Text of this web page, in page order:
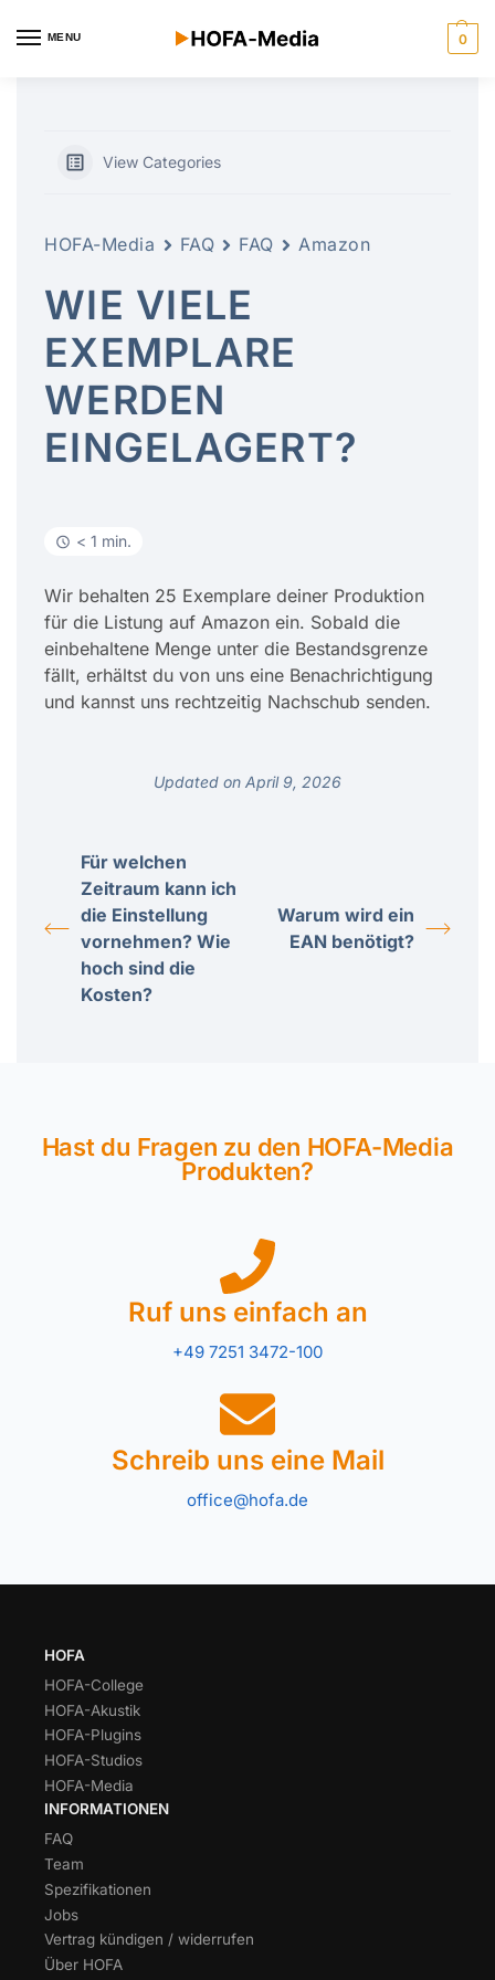
MENU 0
View Categories
HOFA-Media FAQ FAQ Amazon
WIE VIELE
EXEMPLARE
WERDEN
EINGELAGERT?
< 1 min.
Wir behalten 25 Exemplare deiner Produktion
für die Listung auf Amazon ein. Sobald die
einbehaltene Menge unter die Bestandsgrenze
fällt, erhältst du von uns eine Benachrichtigung
und kannst uns rechtzeitig Nachschub senden.
Updated on April 9, 2026
Für welchen
Zeitraum kann ich
die Einstellung
vornehmen? Wie
hoch sind die
Kosten?
Warum wird ein
EAN benötigt?
Hast du Fragen zu den HOFA-Media
Produkten?
Ruf uns einfach an
+49 7251 3472-100
Schreib uns eine Mail
office@hofa.de
HOFA
HOFA-College
HOFA-Akustik
HOFA-Plugins
HOFA-Studios
HOFA-Media
INFORMATIONEN
FAQ
Team
Spezifikationen
Jobs
Vertrag kündigen / widerrufen
Über HOFA